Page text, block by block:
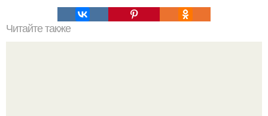
Читайте также